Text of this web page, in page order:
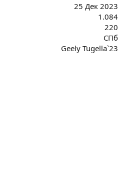
25 Дек 2023
1.084
220
СПб
Geely Tugella`23